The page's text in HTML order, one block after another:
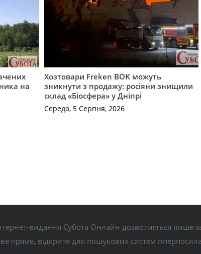
на
Хозтовари Freken BOK можуть
зникнути з продажу: росіяни знищили
склад «Біосфера» у Дніпрі
Середа, 5 Серпня, 2026
видання Субота Онлайн дозволяється лише
пряме, відкрите для пошукових систем